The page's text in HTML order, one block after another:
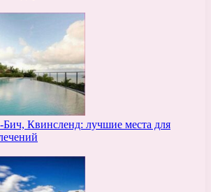
Квинсленд: лучшие места для